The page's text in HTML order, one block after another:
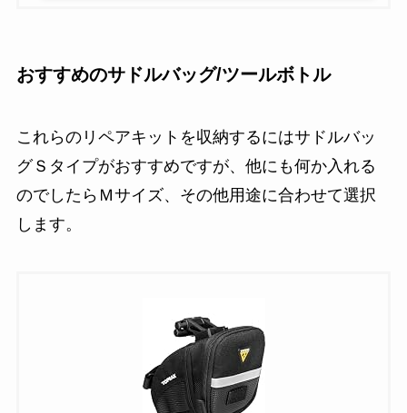
おすすめのサドルバッグ/ツールボトル
これらのリペアキットを収納するにはサドルバッ
グＳタイプがおすすめですが、他にも何か入れる
のでしたらＭサイズ、その他用途に合わせて選択
します。